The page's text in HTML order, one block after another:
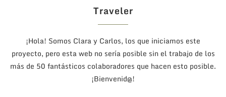
Traveler
¡Hola! Somos Clara y Carlos, los que iniciamos este
proyecto, pero esta web no sería posible sin el trabajo de los
más de 50 fantásticos colaboradores que hacen esto posible.
¡Bienvenid@!